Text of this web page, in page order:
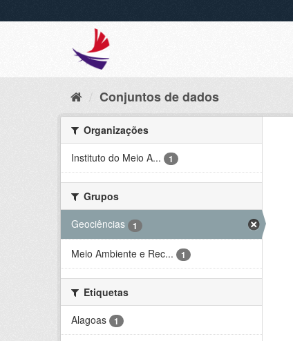
Conjuntos de dados
Organizações
Instituto do Meio A...
1
Grupos
Geociências
1
Meio Ambiente e Rec... 1
Etiquetas
Alagoas
1